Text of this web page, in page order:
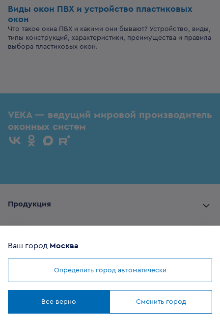
Виды окон ПВХ и устройство пластиковых
окон
Что такое окна ПВХ и какими они бывают? Устройство, виды,
типы конструкций, характеристики, преимущества и правила
выбора пластиковых окон.
Мы используем cookies
VEKA — ведущий мировой производитель
оконных систем
Продукция
Где купить
Ваш город Москва
Определить город автоматически
Все верно Сменить город